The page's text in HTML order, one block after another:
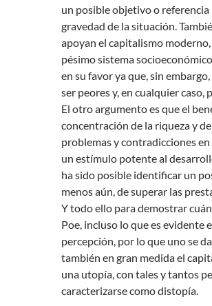
un posible objetivo o
gravedad de la situación.
apoyan el capitalismo
pésimo sistema
en su favor ya que, sin
ser peores y, en cualquier caso,
El otro argumento es que el
concentración de la riqueza y
problemas y contradicciones
un estímulo potente al
ha sido posible identificar un
menos aún, de superar las
Y todo ello para demostrar
Poe, incluso lo que es evidente
percepción, por lo que uno se
también en gran medida el
una utopía, con tales y tantos
caracterizarse como distopía.